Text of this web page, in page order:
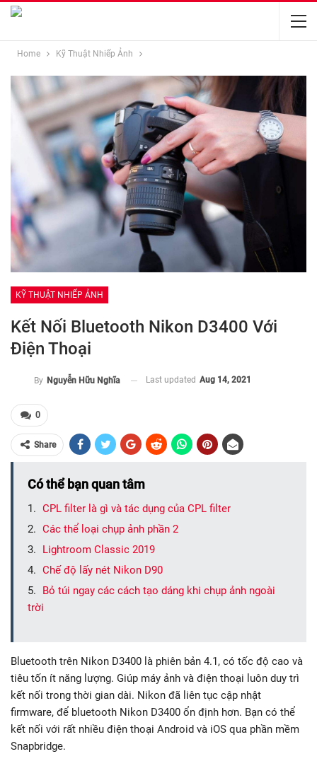
Home Kỹ Thuật Nhiếp Ảnh
KỸ THUẬT NHIẾP ẢNH
Kết Nối Bluetooth Nikon D3400 Với
Điện Thoại
By Nguyễn Hữu Nghĩa Last updated Aug 14, 2021
0
Share
Có thể bạn quan tâm
CPL filter là gì và tác dụng của CPL filter
Các thể loại chụp ảnh phần 2
Lightroom Classic 2019
Chế độ lấy nét Nikon D90
Bỏ túi ngay các cách tạo dáng khi chụp ảnh ngoài
trời
Bluetooth trên Nikon D3400 là phiên bản 4.1, có tốc độ cao và
tiêu tốn ít năng lượng. Giúp máy ảnh và điện thoại luôn duy trì
kết nối trong thời gian dài. Nikon đã liên tục cập nhật
firmware, để bluetooth Nikon D3400 ổn định hơn. Bạn có thể
kết nối với rất nhiều điện thoại Android và iOS qua phần mềm
Snapbridge.